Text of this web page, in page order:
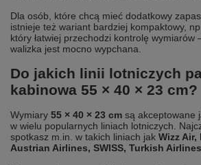
Dla osób, które chcą mieć dodatkowy
istnieje też wariant bardziej kompaktowy, np.
który łatwiej przechodzi kontrolę
walizka jest mocno wypchana.
Do jakich linii lotniczych
kabinowa 55 × 40 × 23 cm?
Wymiary 55 × 40 × 23 cm są akceptowane
w wielu popularnych liniach lotniczych.
spotkasz m.in. w takich liniach jak Wizz Air,
Austrian Airlines, SWISS, Turkish Airlines